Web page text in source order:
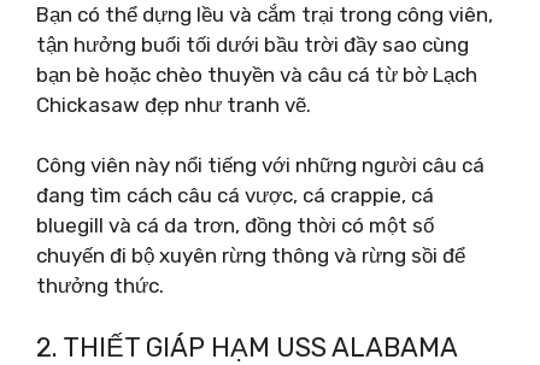
Bạn có thể dựng lều và cắm trại trong công viên,
tận hưởng buổi tối dưới bầu trời đầy sao cùng
bạn bè hoặc chèo thuyền và câu cá từ bờ Lạch
Chickasaw đẹp như tranh vẽ.
Công viên này nổi tiếng với những người câu cá
đang tìm cách câu cá vược, cá crappie, cá
bluegill và cá da trơn, đồng thời có một số
chuyến đi bộ xuyên rừng thông và rừng sồi để
thưởng thức.
2. THIẾT GIÁP HẠM USS ALABAMA